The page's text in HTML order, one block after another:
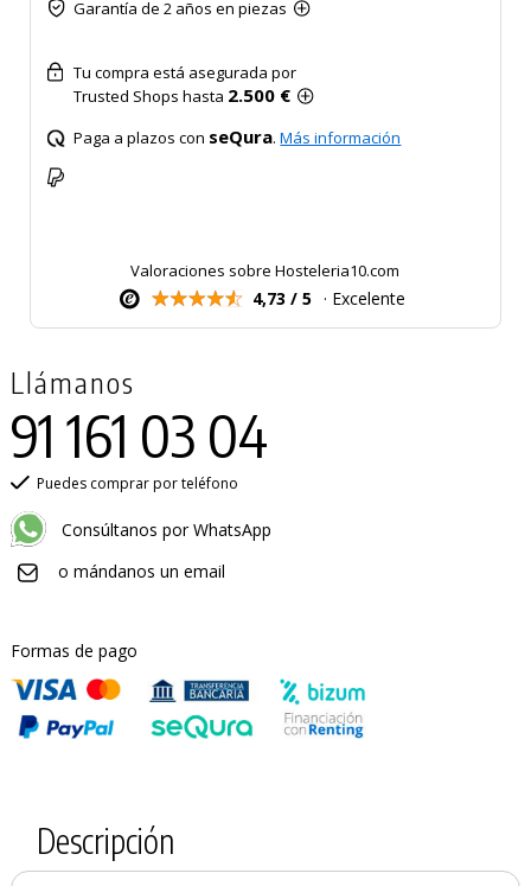
Garantía de 2 años en piezas
Tu compra está asegurada por
Trusted Shops hasta 2.500 €
Paga a plazos con seQura.Más información
Valoraciones sobre Hosteleria10.com
4,73 / 5 · Excelente
Llámanos
91 161 03 04
Puedes comprar por teléfono
Consúltanos por WhatsApp
o mándanos un email
Formas de pago
Descripción